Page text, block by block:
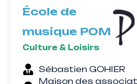
École de
musique POM
Culture & Loisirs
Sébastien GOHIER
Maison des